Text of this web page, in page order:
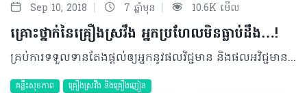
Sep 10, 2018 | 7 ឆ្នាំមុន | 10.6K មើល
គ្រោះថ្នាក់នៃគ្រឿងស្រវឹង អ្នកប្រហែលមិនធ្លាប់ដឹង…!
គ្រប់ការទទួលទានតែងផ្តល់ឲ្យអ្នកនូវផលវិជ្ជមាន និងផលអវិជ្ជមាន អាស្រ័យលើបរិមាណ និងគុណភាពខុសៗពីគ្នា។ តួយ៉ាងដូចជា ការទទួលទានគ្រឿងស្រវឹង ពិសេសក្នុងបរិមាណច្រើនដែលវាអាចផ្តល់ឲ្យអ្នកនូវផលប៉ះពាល់ភ្លាមៗ និងផលប៉ះពាល់យូរអង្វែងដែលអ្នកអាចកំពុងមើលរំលង… ផលប៉ះពាល់ភ្លាមៗ • បន្ទាប់ពីញ៉ាំបានពីរបីកែវរួចមក អ្នកទទួលទានអាចមានអារម្មណ៍ធូរស្បើយកាត់បន្ថយការប្រមូលអារម្មណ៍ និងពន្យឺតប្រតិកម្មឆ្លើយតប • ក្រោយមក អ្នកផឹកអាចមានការទប់ទល់ថយចុះ មានជំនឿចិត្ត មានអាកប្បកិរិយាឆ្គាំឆ្គង និយាយឡុលៗ និងមានការរំជួលចិត្ត (ដូចជា កើតទុក្ខ សប្បាយ ឬក្រេវក្រោធ) • បើបន្តទទួលទានទៀត នឹងនាំទៅរកការចង្អោរក្អួត និងរហូតដល់គេងមិនលក់ • ករណីទទួលទានច្រើនជាងនេះទៀត អាចបណ្តាលឲ្យសន្លប់ ឬស្លាប់ក៏មាន • ប្រសិនអ្នកនោះនៅតែផឹកបន្ត គេនឹងមានការច្របូកច្របល់ ស្រវាំងភ្នែក និងសមត្ថភាពបញ្ជាសាច់ដុំចុះខ្សោយ។ ផលប៉ះពាល់យូរអង្វែង ការទទួលទានគ្រឿងស្រវឹងច្រើន និងរយៈពេលយូរ អាចបំផ្លាញសរីរាង្គជាច្រើនដូចជាការខូចខាតដល់ប្រព័ន្ធសរសៃប្រសាទខួរក្បាល បេះដូង និងថ្លើម។ លើសពីនេះ ប្រសិនបើអ្នកផឹកមិនមានអាហារគ្រប់គ្រាន់ក្នុងក្រពះទេនោះ ការទទួលទានគ្រឿងស្រវឹង អាចប៉ះពាល់ធ្ងន់ធ្ងរដល់សុខភាពកាន់តែខ្លាំង រួមមាន៖ • មហារីកមាត់ បបូរមាត់ បំពង់ក បំពង់អាហារ ថ្លើម • ខូចខាតប្រព័ន្ធប្រសាទខួរក្បាល ដូចជា បាត់បង់ការចងចាំ វង្វេងវង្វាន់ • សម្ពាធឈាមកើនឡើង ជីពចរមិនទៀងទាត់បេះដូងរីក • ចុះខ្សោយ ជាលិកាសាច់ដុំ • បែកញើសត្រជាក់ ស្នាមក្រហម និងជាំនៅលើស្បែក • រលាកក្រពះ ឈាមក្នុងក្រពះ និងដំបៅក្រពះ • ការរីកធំនៃថ្លើម ជំងឺរលាកថ្លើម និងក្រិនថ្លើម • រលាកលំពែង • ស្កៀប និងបាត់បង់ញាណនៅប្រអប់ដៃ និងប្រអប់ជើង • សម្រាប់បុរស ធ្វើឲ្យអសមត្ថភាពផ្លូវភេទការរួញតូចនៃពងស្វាស កាត់បន្ថយ និងខូចខាតដល់មេជីវិត • សម្រាប់ស្ត្រី ប្រឈមមុខនឹងរោគស្ត្រី។ ការស៊ាំ និងការញៀនគ្រឿងស្រវឹង មនុស្សដែលទទួលទានគ្រឿងស្រវឹងច្រើន តែងតែមានភាពស៊ាំនឹងគ្រឿងស្រវឹង ដែលជាលទ្ធផល អ្នកខ្លះអាចទទួលទានគ្រឿងស្រវឹងក្នុងបរិមាណច្រើនដោយមិនស្រវឹង ប៉ុន្តែការប៉ះពាល់សុខភាពនៅតែមាន។ អ្នកទទួលទានគ្រឿងស្រវឹងច្រើនជាទៀងទាត់អាចញៀនផ្លូវកាយ ឬផ្លូវចិត្ត ឬទាំងពីរ។ ជាក់ស្តែងអ្នកដែលញៀនគ្រឿងស្រវឹងផ្លូវចិត្ត យល់ថាការទទួលទានគ្រឿងស្រវឹង មានសារសំខាន់ជាងអ្វីទាំងអស់នៅក្នុងជីវិតរបស់ពួកគេ។ ចំណែកអ្នកដែលញៀនគ្រឿងស្រវឹងផ្លូវកាយ យល់ថារាងកាយរបស់គេដំណើរការបានលុះត្រាតែមានជាតិគ្រឿងស្រវឹង។ អាការៈញៀនគ្រឿងស្រវឹង បើសិនមនុស្សម្នាក់ មានការញៀនគ្រឿងស្រវឹងផ្លូវកាយ ហើយស្រាប់តែឈប់ផឹកគ្រឿងស្រវឹងភ្លាមៗ អ្នកនោះ នឹងលេចចេញនូវអាការៈញៀនដែលរួមមាន បាត់បង់ការឃ្លាន ចង្អោរ ថប់បារម្ភគេងមិនលក់ ឆាប់ច្រឡោតខឹង វង្វេងវង្វាន់ ញ័រនិងបែកញើសត្រជាក់។ ក្នុងករណីធ្ងន់ធ្ងរ អាការៈញៀនគ្រឿងស្រវឹង អាចបណ្តាលឲ្យកន្ត្រាក់ ប្រកាច់ រមួលសាច់ដុំ ក្អួត ភ័ន្តវិញ្ញាណ វិបល្លាស និងអាចរហូតដល់ស្លាប់។ បកស្រាយដោយ ៖ វេជ្ជបណ្ឌិត ឡាក់ ឡេង នាយករងនៃមជ្ឈមណ្ឌលជាតិលើកកម្ពស់សុខភាព ©2018 រក្សាសិទ្ធិគ្រប់យ៉ាង​ដោយ Healthtime Corporation ចំពោះគ្រប់អត្ថបទដោយគ្មានផ្នែកណាមួយត្រូវបោះពុម្ពផ្សាយចូល ប្រព័ន្ធអ៊ីនធឺណែតឧបករណ៍អេឡិចត្រូនិកអាត់ជាសំឡេងឬថតចំលងគ្រប់រូបភាពដោយគ្មានការអនុញ្ញាតឡើយ
គន្លឹះសុខភាព គ្រឿងស្រវឹង​ និងគ្រឿងញៀន